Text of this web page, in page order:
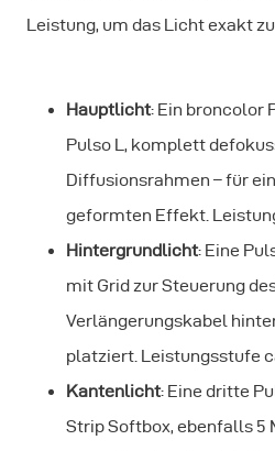
Leistung, um das Licht exakt
Hauptlicht: Ein broncolor
Pulso L, komplett
Diffusionsrahmen – für
geformten Effekt.
Hintergrundlicht: Eine
mit Grid zur Steuerung
Verlängerungskabel
platziert. Leistungsstufe
Kantenlicht: Eine dritte
Strip Softbox, ebenfalls 5